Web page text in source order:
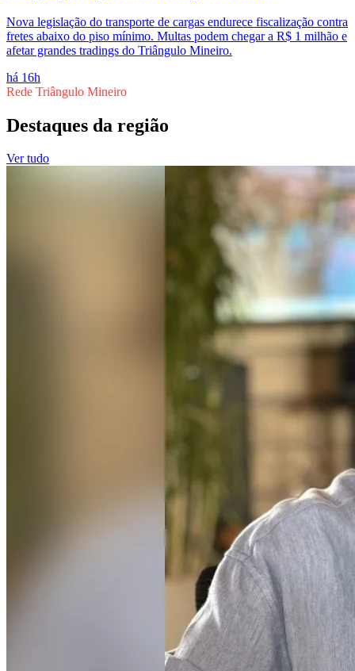
Nova legislação do transporte de cargas endurece fiscalização contra
fretes abaixo do piso mínimo. Multas podem chegar a R$ 1 milhão e
afetar grandes tradings do Triângulo Mineiro.
há 16h
Rede Triângulo Mineiro
Destaques da região
Ver tudo